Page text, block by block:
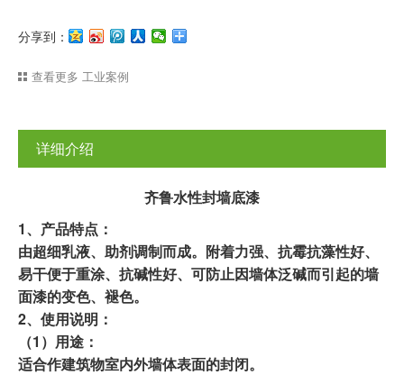
分享到：
查看更多 工业案例
详细介绍
齐鲁水性封墙底漆
1、 产品特点：
由超细乳液、助剂调制而成。附着力强、抗霉抗藻性好、
易干便于重涂、抗碱性好、可防止因墙体泛碱而引起的墙
面漆的变色、褪色。
2、 使用说明：
（1）用途：
适合作建筑物室内外墙体表面的封闭。